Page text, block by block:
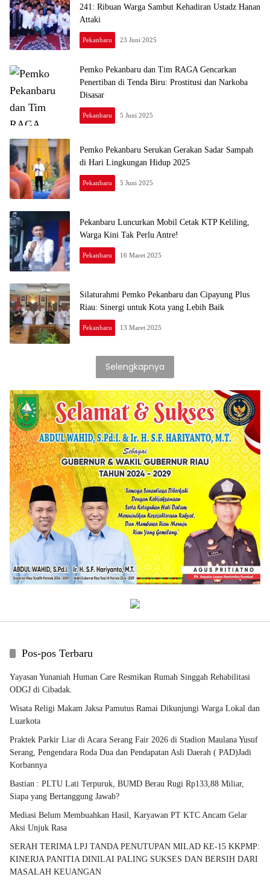
241: Ribuan Warga Sambut Kehadiran Ustadz Hanan
Attaki
Pekanbaru 23 Juni 2025
Pemko Pekanbaru dan Tim RAGA Gencarkan
Penertiban di Tenda Biru: Prostitusi dan Narkoba
Disasar
Pekanbaru 5 Juni 2025
Pemko Pekanbaru Serukan Gerakan Sadar Sampah
di Hari Lingkungan Hidup 2025
Pekanbaru 5 Juni 2025
Pekanbaru Luncurkan Mobil Cetak KTP Keliling,
Warga Kini Tak Perlu Antre!
Pekanbaru 16 Maret 2025
Silaturahmi Pemko Pekanbaru dan Cipayung Plus
Riau: Sinergi untuk Kota yang Lebih Baik
Pekanbaru 13 Maret 2025
Selengkapnya
Pos-pos Terbaru
Yayasan Yunaniah Human Care Resmikan Rumah Singgah Rehabilitasi
ODGJ di Cibadak.
Wisata Religi Makam Jaksa Pamutus Ramai Dikunjungi Warga Lokal dan
Luarkota
Praktek Parkir Liar di Acara Serang Fair 2026 di Stadion Maulana Yusuf
Serang, Pengendara Roda Dua dan Pendapatan Asli Daerah ( PAD)Jadi
Korbannya
Bastian : PLTU Lati Terpuruk, BUMD Berau Rugi Rp133,88 Miliar,
Siapa yang Bertanggung Jawab?
Mediasi Belum Membuahkan Hasil, Karyawan PT KTC Ancam Gelar
Aksi Unjuk Rasa
SERAH TERIMA LPJ TANDA PENUTUPAN MILAD KE-15 KKPMP:
KINERJA PANITIA DINILAI PALING SUKSES DAN BERSIH DARI
MASALAH KEUANGAN